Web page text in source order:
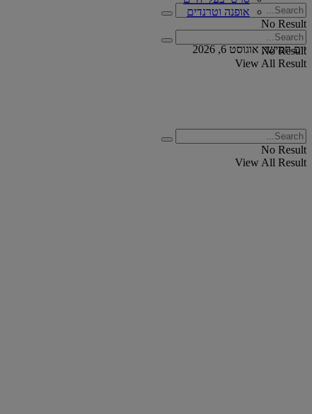
No Result
View All Result
יום חמישי, אוגוסט 6, 2026
אופנה וטרנדים
No Result
View All Result
No Result
View All Result